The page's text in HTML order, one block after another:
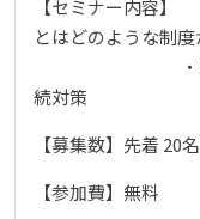
【セミナー内容】
とはどのような制度
・家族信託
続対策
【募集数】先着 20
【参加費】無料